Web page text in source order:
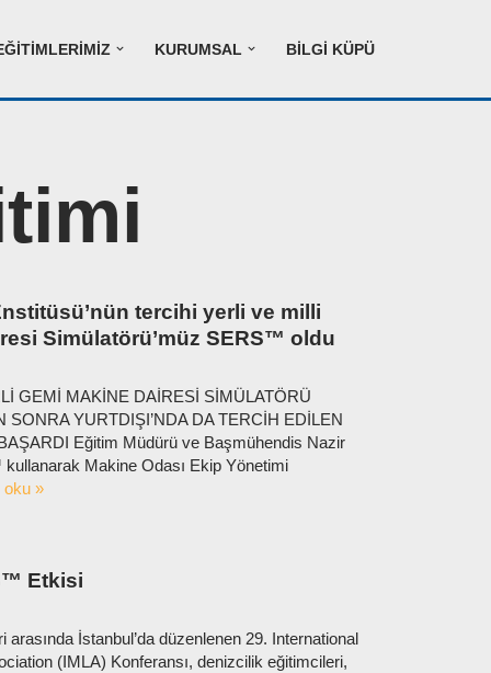
KURUMSAL BILGI KÜPÜ
tercihi yerli ve milli
Simülatörü’müz SERS™ oldu
GEMİ MAKİNE DAİRESİ SİMÜLATÖRÜ
SONRA YURTDIŞI’NDA DA TERCİH EDİLEN
Eğitim Müdürü ve Başmühendis Nazir
kullanarak Makine Odası Ekip Yönetimi
oku »
Etkisi
arasında İstanbul’da düzenlenen 29. International
(IMLA) Konferansı, denizcilik eğitimcileri,